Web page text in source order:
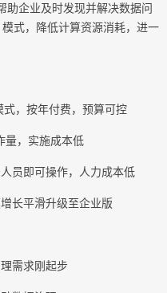
助企业及时发现并解决数据问
式，降低计算资源消耗，进一
式，按年付费，预算可控
量，实施成本低
员即可操作，人力成本低
长平滑升级至企业版
需求刚起步